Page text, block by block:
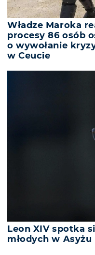
Władze Maroka
procesy 86 osób
o wywołanie
w Ceucie
Leon XIV spotka
młodych w Asyżu